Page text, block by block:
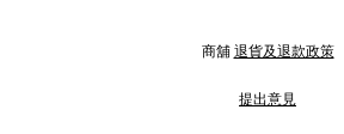
商舖 退貨及退款政策
提出意見